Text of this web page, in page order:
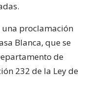
proclamación
Blanca, que se
de
232 de la Ley de